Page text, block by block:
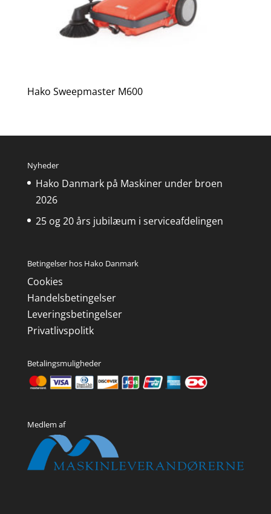
Hako Sweepmaster M600
Nyheder
Hako Danmark på Maskiner under broen
2026
25 og 20 års jubilæum i serviceafdelingen
Betingelser hos Hako Danmark
Cookies
Handelsbetingelser
Leveringsbetingelser
Privatlivspolitk
Betalingsmuligheder
Medlem af